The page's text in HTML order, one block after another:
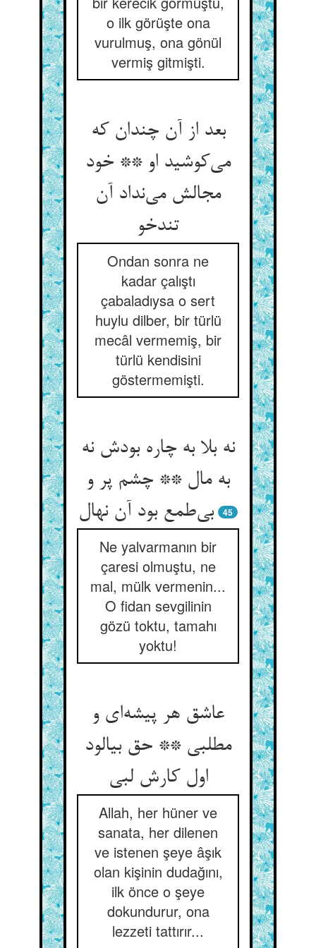
o ilk görüşte ona
vurulmuş, ona gönül
vermiş gitmişti.
بعد از آن چندان که
می‌کوشید او ** خود
مجالش می‌نداد آن
تندخو
Ondan sonra ne
kadar çalıştı
çabaladıysa o sert
huylu dilber, bir türlü
mecâl vermemiş, bir
türlü kendisini
göstermemişti.
نه بلا به چاره بودش نه
به مال ** چشم پر و
بی‌طمع بود آن نهال
45
Ne yalvarmanın bir
çaresi olmuştu, ne
mal, mülk vermenin...
O fidan sevgilinin
gözü toktu, tamahı
yoktu!
عاشق هر پیشه‌ای و
مطلبی ** حق بیالود
اول کارش لبی
Allah, her hüner ve
sanata, her dilenen
ve istenen şeye âşık
olan kişinin dudağını,
ilk önce o şeye
dokundurur, ona
lezzeti tattırır...